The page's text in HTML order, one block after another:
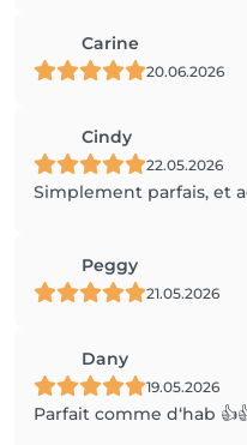
Carine
20.06.2026
Cindy
22.05.2026
Simplement parfais, et
Peggy
21.05.2026
Dany
19.05.2026
Parfait comme d‘hab